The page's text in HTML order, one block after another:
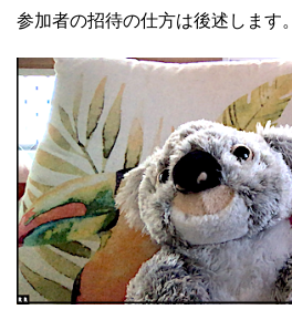
参加者の招待の仕方は後述します。